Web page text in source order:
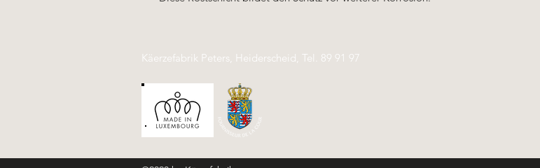
Käerzefabrik Peters, Heiderscheid, Tel. 89 91 97